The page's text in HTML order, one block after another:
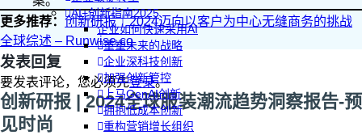
AI+创新指南2025
企业如何快速采用AI
重塑未来的战略
企业深科技创新
加强创新管控
上马GenAI创新
拥抱低成本创新
重构营销增长组织
更多推荐： 创新研报｜2024迈向以客户为中心无缝商务的挑战
全球综述 – Runwise.co
发表回复
要发表评论，您必须先登录。
创新研报 | 2024全球服装潮流趋势洞察报告-预
见时尚